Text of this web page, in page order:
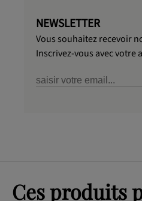
NEWSLETTER
Vous souhaitez recevoir
Inscrivez-vous avec votre
Ces produits